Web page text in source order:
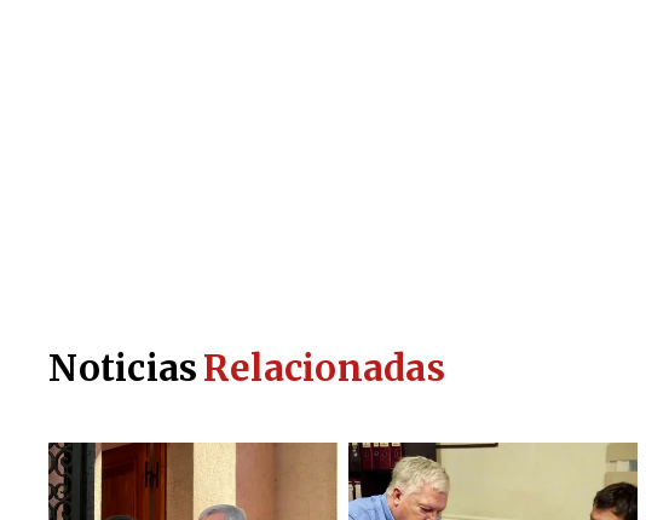
NoticiasRelacionadas